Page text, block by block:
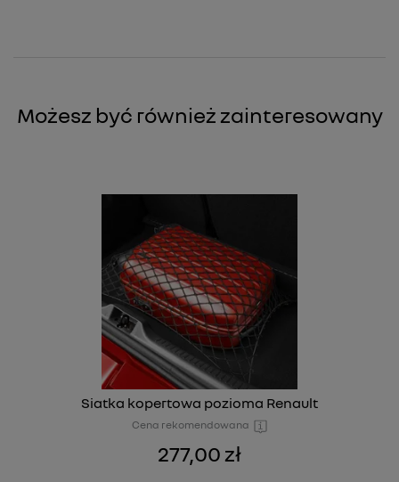
Możesz być również zainteresowany
Siatka kopertowa pozioma Renault
Cena rekomendowana
277,00 zł